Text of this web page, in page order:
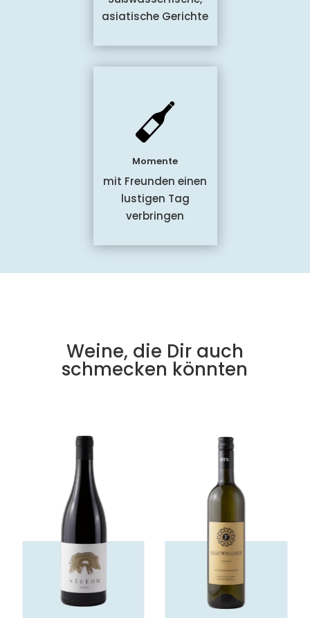
asiatische Gerichte
Momente
mit Freunden einen
lustigen Tag
verbringen
Weine, die Dir auch
schmecken könnten